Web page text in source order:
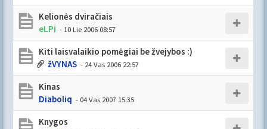
Kelionės dviračiais
eLPi - 10 Lie 2006 08:57
Kiti laisvalaikio pomėgiai be žvejybos :)
žVYNAS - 24 Vas 2006 22:57
Kinas
Diaboliq - 04 Vas 2007 15:35
Knygos